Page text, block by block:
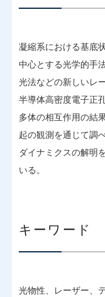
凝縮系における基底
中心とする光学的手
光法などの新しいレ
半導体高密度電子正
多体の相互作用の結
起の観測を通じて調
ダイナミクスの解明
いる。
キーワード
光物性、レーザー、